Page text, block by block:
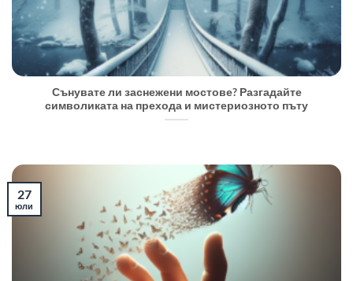
Сънувате ли заснежени мостове? Разгадайте
символиката на прехода и мистериозното пъту
27
юли